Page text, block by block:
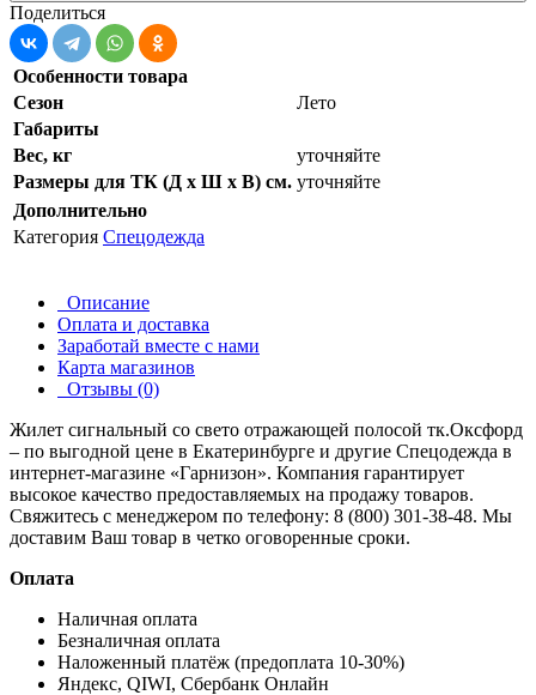
Поделиться
Особенности товара
Сезон
Лето
Габариты
Вес, кг
уточняйте
Размеры для ТК (Д х Ш х В) см. уточняйте
Дополнительно
Категория Спецодежда
Описание
Оплата и доставка
Заработай вместе с нами
Карта магазинов
Отзывы (0)
Жилет сигнальный со свето отражающей полосой тк.Оксфорд
– по выгодной цене в Екатеринбурге и другие Спецодежда в
интернет-магазине «Гарнизон». Компания гарантирует
высокое качество предоставляемых на продажу товаров.
Свяжитесь с менеджером по телефону: 8 (800) 301-38-48. Мы
доставим Ваш товар в четко оговоренные сроки.
Оплата
Наличная оплата
Безналичная оплата
Наложенный платёж (предоплата 10-30%)
Яндекс, QIWI, Сбербанк Онлайн